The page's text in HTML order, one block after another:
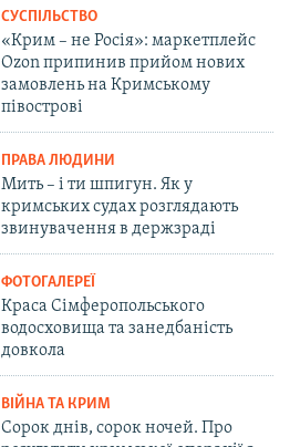
СУСПІЛЬСТВО
«Крим – не Росія»: маркетплейс
Ozon припинив прийом нових
замовлень на Кримському
півострові
ПРАВА ЛЮДИНИ
Мить – і ти шпигун. Як у
кримських судах розглядають
звинувачення в держзраді
ФОТОГАЛЕРЕЇ
Краса Сімферопольського
водосховища та занедбаність
довкола
ВІЙНА ТА КРИМ
Сорок днів, сорок ночей. Про